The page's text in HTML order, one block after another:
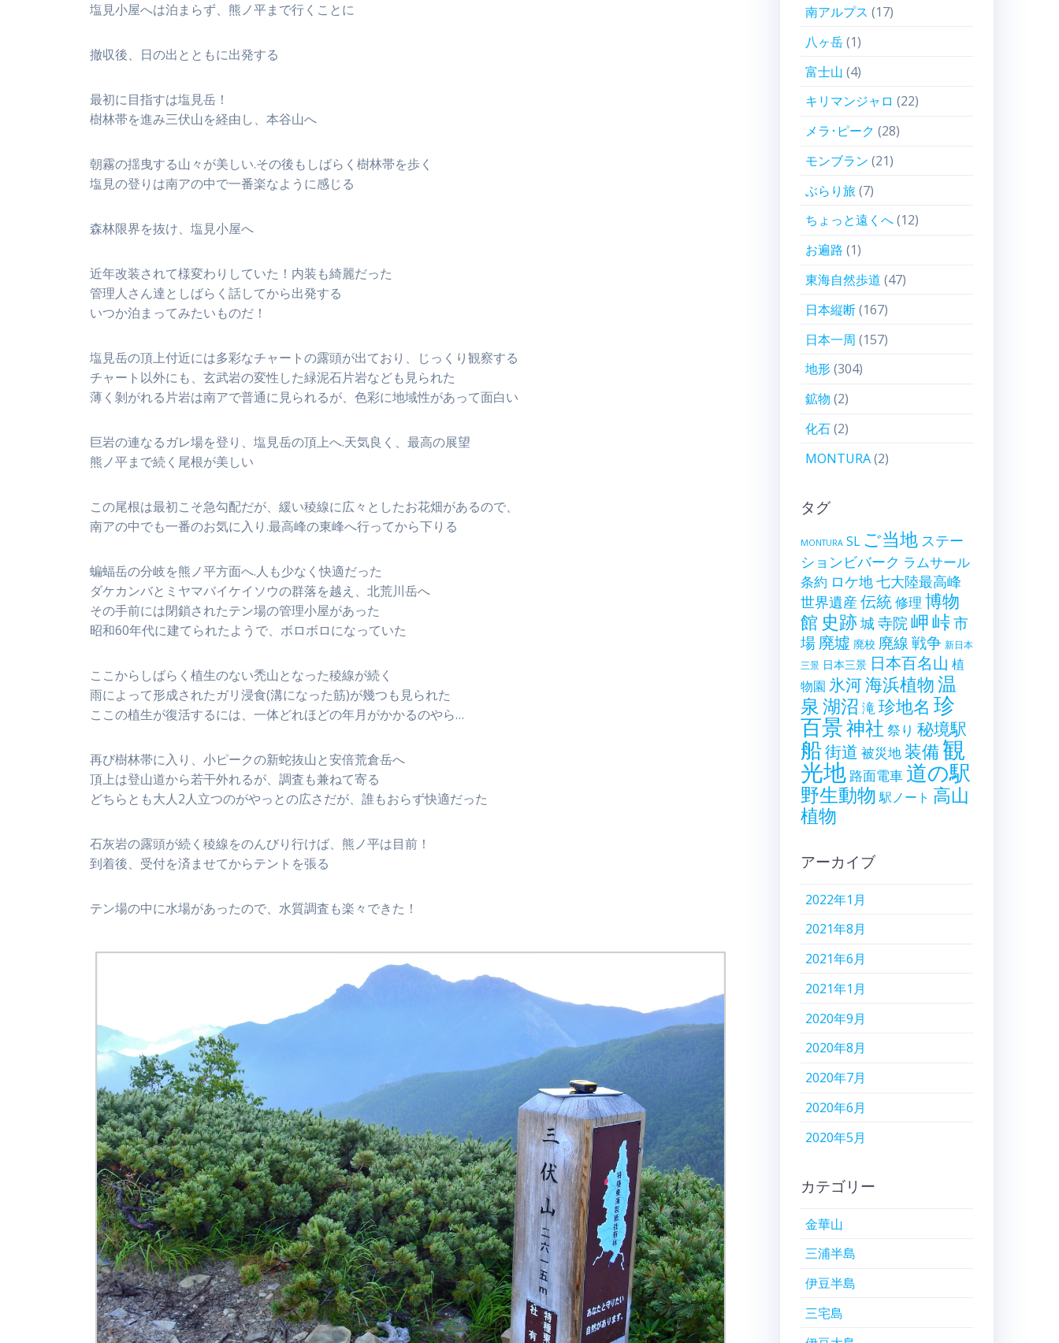
塩見小屋へは泊まらず、熊ノ平まで行くことに
撤収後、日の出とともに出発する
最初に目指すは塩見岳！
樹林帯を進み三伏山を経由し、本谷山へ
朝霧の揺曳する山々が美しい.その後もしばらく樹林帯を歩く
塩見の登りは南アの中で一番楽なように感じる
森林限界を抜け、塩見小屋へ
近年改装されて様変わりしていた！内装も綺麗だった
管理人さん達としばらく話してから出発する
いつか泊まってみたいものだ！
塩見岳の頂上付近には多彩なチャートの露頭が出ており、じっくり観察する
チャート以外にも、玄武岩の変性した緑泥石片岩なども見られた
薄く剝がれる片岩は南アで普通に見られるが、色彩に地域性があって面白い
巨岩の連なるガレ場を登り、塩見岳の頂上へ.天気良く、最高の展望
熊ノ平まで続く尾根が美しい
この尾根は最初こそ急勾配だが、緩い稜線に広々としたお花畑があるので、
南アの中でも一番のお気に入り.最高峰の東峰へ行ってから下りる
蝙蝠岳の分岐を熊ノ平方面へ.人も少なく快適だった
ダケカンバとミヤマバイケイソウの群落を越え、北荒川岳へ
その手前には閉鎖されたテン場の管理小屋があった
昭和60年代に建てられたようで、ボロボロになっていた
ここからしばらく植生のない禿山となった稜線が続く
雨によって形成されたガリ浸食(溝になった筋)が幾つも見られた
ここの植生が復活するには、一体どれほどの年月がかかるのやら…
再び樹林帯に入り、小ピークの新蛇抜山と安倍荒倉岳へ
頂上は登山道から若干外れるが、調査も兼ねて寄る
どちらとも大人2人立つのがやっとの広さだが、誰もおらず快適だった
石灰岩の露頭が続く稜線をのんびり行けば、熊ノ平は目前！
到着後、受付を済ませてからテントを張る
テン場の中に水場があったので、水質調査も楽々できた！
南アルプス (17)
八ヶ岳(1)
富士山 (4)
キリマンジャロ (22)
メラ･ピーク (28)
モンブラン (21)
ぶらり旅 (7)
ちょっと遠くへ(12)
お遍路 (1)
東海自然歩道 (47)
日本縦断(167)
日本一周 (157)
地形(304)
鉱物 (2)
化石(2)
MONTURA(2)
タグ
MONTURA SL ご当地 ステー
ションビバーク ラムサール
条約 ロケ地七大陸最高峰
世界遺産 伝統修理 博物
館 史跡城寺院岬峠市
場 廃墟 廃校 廃線戦争 新日本
三景 日本三景 日本百名山 植
物園 氷河海浜植物温
泉湖沼 滝珍地名 珍
百景神社 祭り 秘境駅
船街道 被災地装備観
光地 路面電車道の駅
野生動物 駅ノート 高山
植物
アーカイブ
2022年1月
2021年8月
2021年6月
2021年1月
2020年9月
2020年8月
2020年7月
2020年6月
2020年5月
カテゴリー
金華山
三浦半島
伊豆半島
三宅島